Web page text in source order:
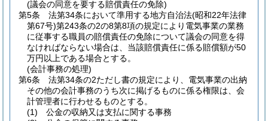
(議会の同意を要する賠償責任の免除)
第5条
法第34条において準用する地方自治法(昭和22年法律
第67号)第243条の2の8第8項の規定により電気事業の業務
に従事する職員の賠償責任の免除について議会の同意を得
なければならない場合は、当該賠償責任に係る賠償額が50
万円以上である場合とする。
(会計事務の処理)
第6条
法第34条の2ただし書の規定により、電気事業の出納
その他の会計事務のうち次に掲げるものに係る権限は、会
計管理者に行わせるものとする。
(1)
公金の収納又は支払に関する事務